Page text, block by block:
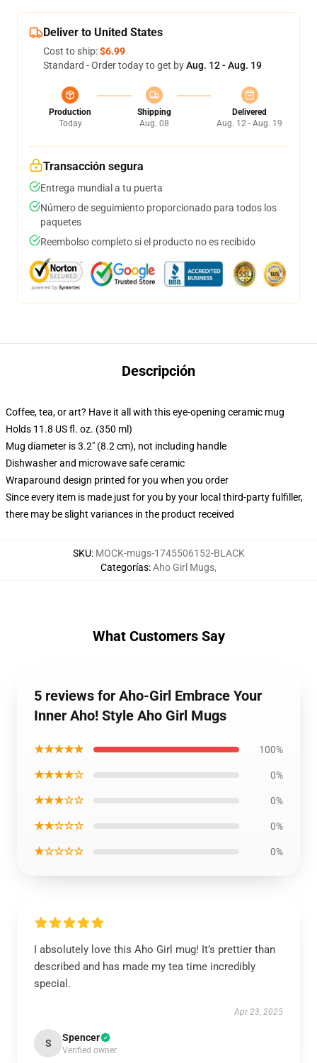
Deliver to United States
Cost to ship:$6.99
Standard - Order today to get byAug. 12 - Aug. 19
Production
Today
Shipping
Aug. 08
Delivered
Aug. 12 - Aug. 19
Transacción segura
Entrega mundial a tu puerta
Número de seguimiento proporcionado para todos los
paquetes
Reembolso completo si el producto no es recibido
Descripción
Coffee, tea, or art? Have it all with this eye-opening ceramic mug
Holds 11.8 US fl. oz. (350 ml)
Mug diameter is 3.2" (8.2 cm), not including handle
Dishwasher and microwave safe ceramic
Wraparound design printed for you when you order
Since every item is made just for you by your local third-party fulfiller,
there may be slight variances in the product received
SKU: MOCK-mugs-1745506152-BLACK
Categorías:Aho Girl Mugs,
What Customers Say
5 reviews for Aho-Girl Embrace Your
Inner Aho! Style Aho Girl Mugs
★★★★★ 100%
★★★★☆ 0%
★★★☆☆ 0%
★★☆☆☆ 0%
★☆☆☆☆ 0%
I absolutely love this Aho Girl mug! It’s prettier than
described and has made my tea time incredibly
special.
Apr 23, 2025
S Spencer
Verified owner